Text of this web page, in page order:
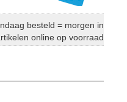
besteld = morgen in
online op voorraad